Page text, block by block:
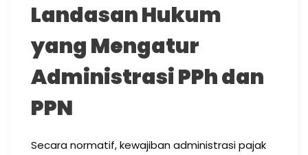
Landasan Hukum
yang Mengatur
Administrasi PPh dan
PPN
Secara normatif, kewajiban administrasi pajak